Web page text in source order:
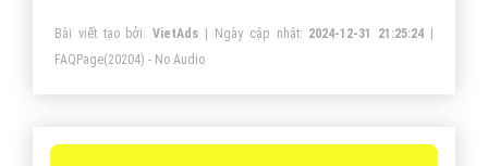
điệp ngữ, so sánh.
Bài viết tạo bởi:VietAds | Ngày cập nhật: 2024-12-31 21:25:24
FAQPage(20204) - No Audio